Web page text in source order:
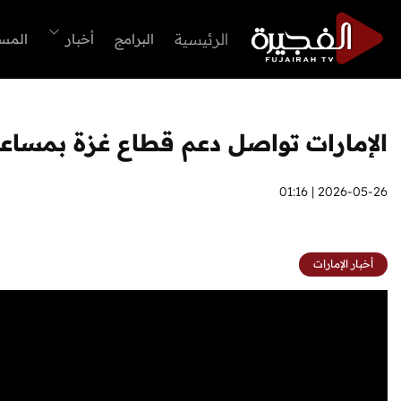
الرئيسية البرامج أخبار
الإمارات تواصل دعم قطاع غزة
2026-05-26 | 01:16
أخبار الإمارات